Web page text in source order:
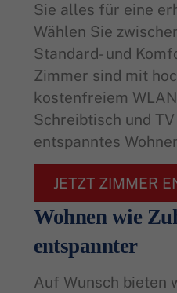
Sie alles für eine
Wählen Sie
Standard- und
Zimmer sind mit
kostenfreiem
Schreibtisch und
entspanntes
JETZT ZIMMER
Wohnen wie
entspannter
Auf Wunsch bieten